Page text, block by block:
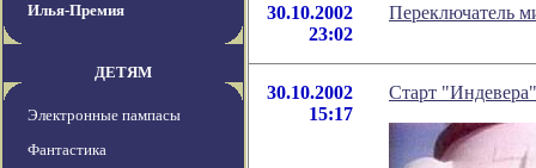
Илья-Премия
ДЕТЯМ
Электронные пампасы
Фантастика
30.10.2002
23:02
Переключатель
30.10.2002
15:17
Старт